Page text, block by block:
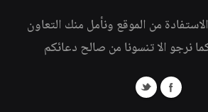
من الموقع ونأمل منك التعاون
نرجو الا تنسونا من صالح دعائكم